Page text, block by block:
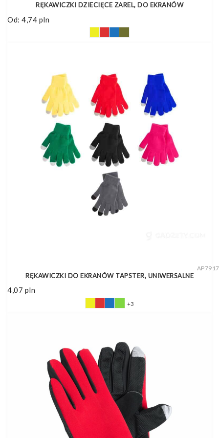
RĘKAWICZKI DZIECIĘCE ZAREL, DO EKRANÓW
Od: 4,74 pln
RĘKAWICZKI DO EKRANÓW TAPSTER, UNIWERSALNE
4,07 pln
+3